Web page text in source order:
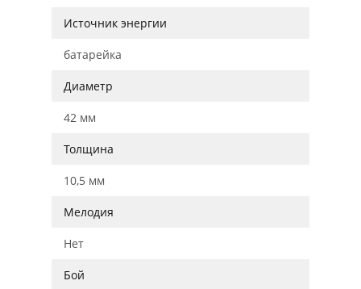
Источник энергии
батарейка
Диаметр
42 мм
Толщина
10,5 мм
Мелодия
Нет
Бой